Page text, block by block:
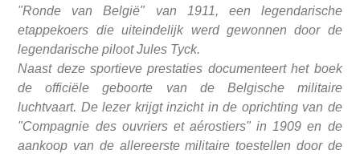
"Ronde van België" van 1911, een legendarische
etappekoers die uiteindelijk werd gewonnen door de
legendarische piloot Jules Tyck.
Naast deze sportieve prestaties documenteert het boek
de officiële geboorte van de Belgische militaire
luchtvaart. De lezer krijgt inzicht in de oprichting van de
"Compagnie des ouvriers et aérostiers" in 1909 en de
aankoop van de allereerste militaire toestellen door de